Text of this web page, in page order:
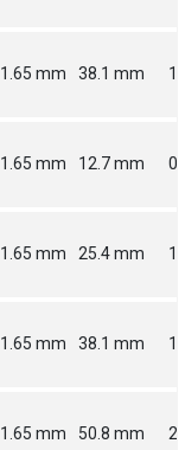
1.65 mm 38.1 mm
1.65 mm 12.7 mm
1.65 mm 25.4 mm 1
1.65 mm 38.1 mm
1.65 mm 50.8 mm 2